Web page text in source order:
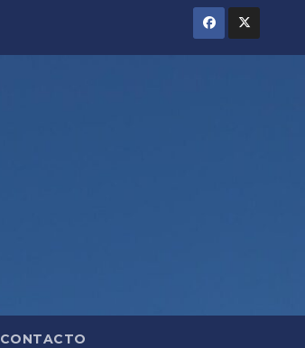
CONTACTO